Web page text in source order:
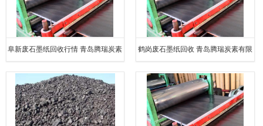
阜新废石墨纸回收行情 青岛腾瑞炭素
有限公司
鹤岗废石墨纸回收 青岛腾瑞炭素有限
公司